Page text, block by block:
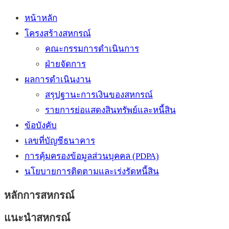
หน้าหลัก
โครงสร้างสหกรณ์
คณะกรรมการดำเนินการ
ฝ่ายจัดการ
ผลการดำเนินงาน
สรุปฐานะการเงินของสหกรณ์
รายการย่อแสดงสินทรัพย์และหนี้สิน
ข้อบังคับ
เลขที่บัญชีธนาคาร
การคุ้มครองข้อมูลส่วนบุคคล (PDPA)
นโยบายการติดตามและเร่งรัดหนี้สิน
หลักการสหกรณ์
แนะนำสหกรณ์